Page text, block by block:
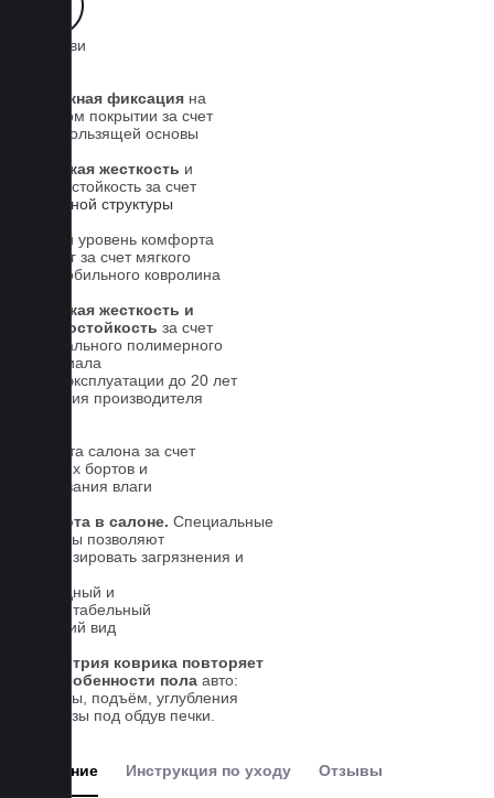
на обуви
Надежная фиксация на
штатном покрытии за счет
антискользящей основы
Высокая жесткость и
износостойкость за счет
5-слойной структуры
Новый уровень комфорта
для ног за счет мягкого
автомобильного ковролина
Высокая жесткость и
износостойкость за счет
специального полимерного
материала
Срок эксплуатации до 20 лет
Гарантия производителя
Чистота салона за счет
высоких бортов и
впитывания влаги
Чистота в салоне. Специальные
выступы позволяют
локализировать загрязнения и
Солидный и
презентабельный
внешний вид
Геометрия коврика повторяет
все особенности пола авто:
выступы, подъём, углубления
и вырезы под обдув печки.
Описание Инструкция по уходу Отзывы